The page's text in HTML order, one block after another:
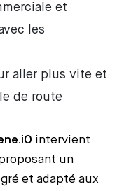
et
les
aller plus vite et
de route
intervient
un
et adapté aux